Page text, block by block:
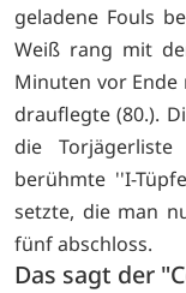
geladene Fouls
Weiß rang mit
Minuten vor Ende
drauflegte (80.).
die
berühmte ''I-
setzte, die man
fünf abschloss.
Das sagt der